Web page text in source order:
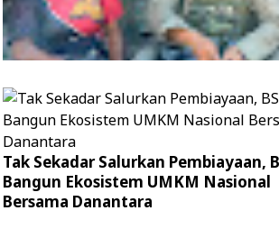
Patroli Humanis Satgas Kepolisian
Damai Cartenz di Puncak Jaya
Kedekatan dengan Masyarakat
Tak Sekadar Salurkan Pembiayaan,
Bangun Ekosistem UMKM Nasional
Bersama Danantara